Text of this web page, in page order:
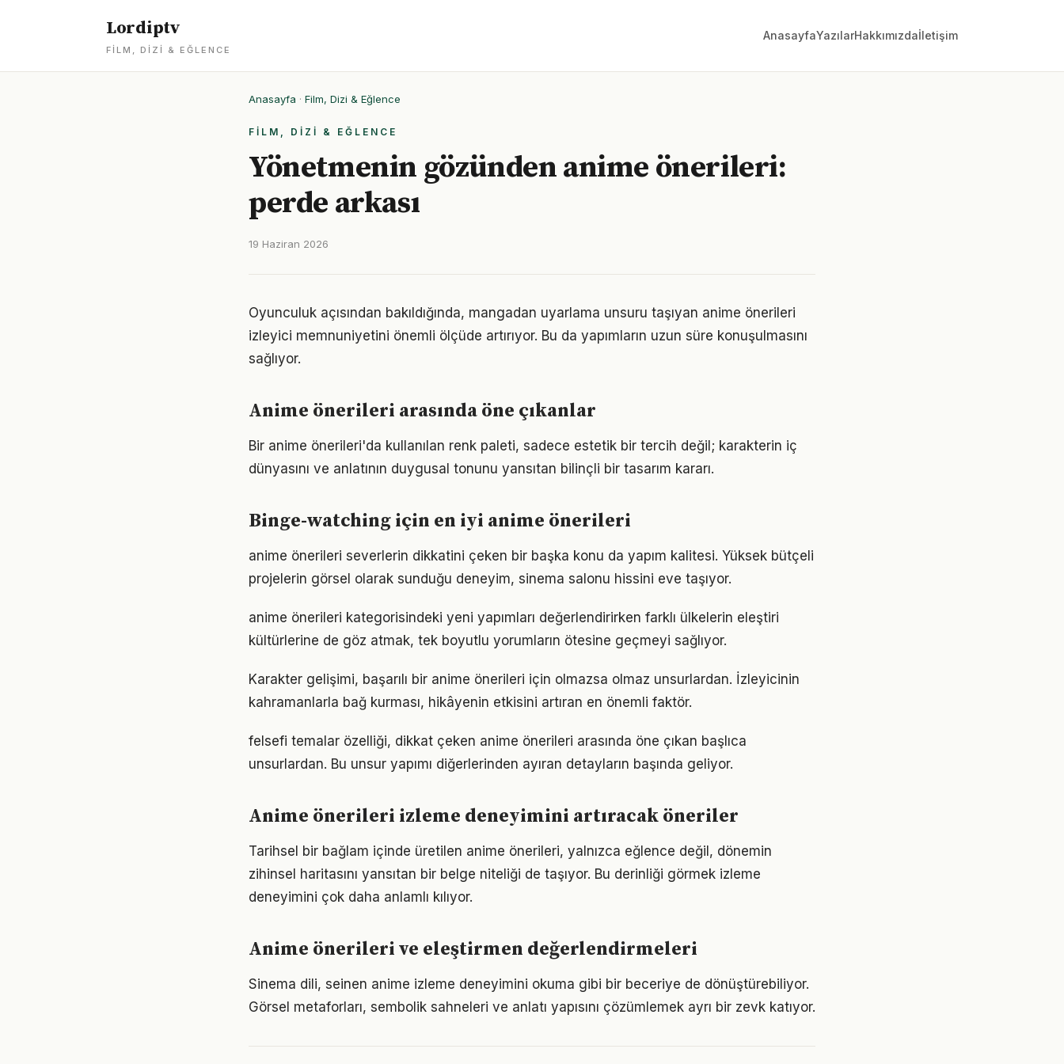
Lordiptv
FILM, DIZI & EĞLENCE
AnasayfaYazılarHakkımızdaİletişim
Anasayfa · Film, Dizi & Eğlence
FILM, DIZI & EĞLENCE
Yönetmenin gözünden anime önerileri:
perde arkası
19 Haziran 2026
Oyunculuk açısından bakıldığında, mangadan uyarlama unsuru taşıyan anime önerileri
izleyici memnuniyetini önemli ölçüde artırıyor. Bu da yapımların uzun süre konuşulmasını
sağlıyor.
Anime önerileri arasında öne çıkanlar
Bir anime önerileri'da kullanılan renk paleti, sadece estetik bir tercih değil; karakterin iç
dünyasını ve anlatının duygusal tonunu yansıtan bilinçli bir tasarım kararı.
Binge-watching için en iyi anime önerileri
anime önerileri severlerin dikkatini çeken bir başka konu da yapım kalitesi. Yüksek bütçeli
projelerin görsel olarak sunduğu deneyim, sinema salonu hissini eve taşıyor.
anime önerileri kategorisindeki yeni yapımları değerlendirirken farklı ülkelerin eleştiri
kültürlerine de göz atmak, tek boyutlu yorumların ötesine geçmeyi sağlıyor.
Karakter gelişimi, başarılı bir anime önerileri için olmazsa olmaz unsurlardan. İzleyicinin
kahramanlarla bağ kurması, hikâyenin etkisini artıran en önemli faktör.
felsefi temalar özelliği, dikkat çeken anime önerileri arasında öne çıkan başlıca
unsurlardan. Bu unsur yapımı diğerlerinden ayıran detayların başında geliyor.
Anime önerileri izleme deneyimini artıracak öneriler
Tarihsel bir bağlam içinde üretilen anime önerileri, yalnızca eğlence değil, dönemin
zihinsel haritasını yansıtan bir belge niteliği de taşıyor. Bu derinliği görmek izleme
deneyimini çok daha anlamlı kılıyor.
Anime önerileri ve eleştirmen değerlendirmeleri
Sinema dili, seinen anime izleme deneyimini okuma gibi bir beceriye de dönüştürebiliyor.
Görsel metaforları, sembolik sahneleri ve anlatı yapısını çözümlemek ayrı bir zevk katıyor.